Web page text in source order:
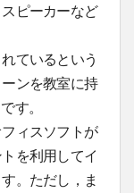
ピーカーなど
ているという
ンを教室に持
す。
ィスソフトが
を利用してイ
。ただし，ま